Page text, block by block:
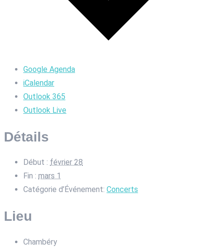
Google Agenda
iCalendar
Outlook 365
Outlook Live
Détails
Début : février 28
Fin : mars 1
Catégorie d’Événement: Concerts
Lieu
Chambéry